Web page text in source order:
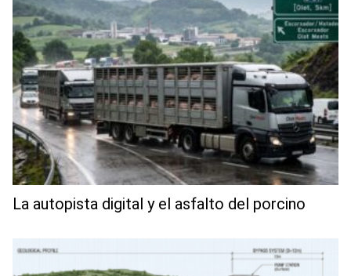
La autopista digital y el asfalto del porcino